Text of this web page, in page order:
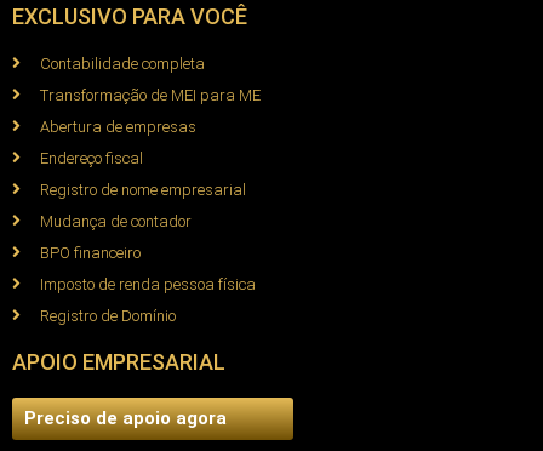
EXCLUSIVO PARA VOCÊ
Contabilidade completa
Transformação de MEI para ME
Abertura de empresas
Endereço fiscal
Registro de nome empresarial
Mudança de contador
BPO financeiro
Imposto de renda pessoa física
Registro de Domínio
APOIO EMPRESARIAL
Preciso de apoio agora